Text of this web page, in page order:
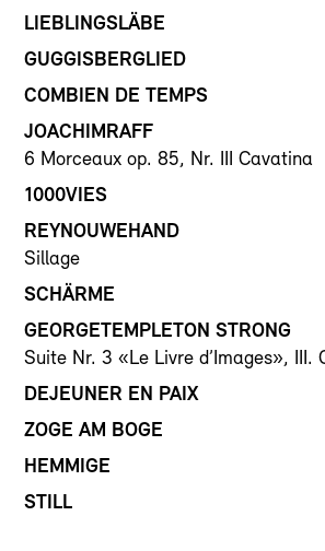
LIEBLINGSLÄBE
GUGGISBERGLIED
COMBIEN DE TEMPS
JOACHIMRAFF
6 Morceaux op. 85, Nr. III Cavatina
1000VIES
REYNOUWEHAND
Sillage
SCHÄRME
GEORGETEMPLETON STRONG
Suite Nr. 3 «Le Livre d’Images», III.
DEJEUNER EN PAIX
ZOGE AM BOGE
HEMMIGE
STILL